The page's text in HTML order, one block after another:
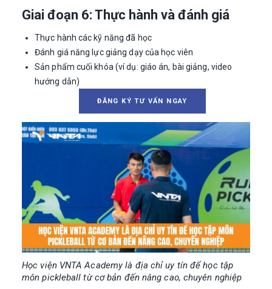
Giai đoạn 6: Thực hành và đánh giá
Thực hành các kỹ năng đã học
Đánh giá năng lực giảng dạy của học viên
Sản phẩm cuối khóa (ví dụ: giáo án, bài giảng, video
hướng dẫn)
ĐĂNG KÝ TƯ VẤN NGAY
Học viện VNTA Academy là địa chỉ uy tín để học tập
môn pickleball từ cơ bản đến nâng cao, chuyên nghiệp